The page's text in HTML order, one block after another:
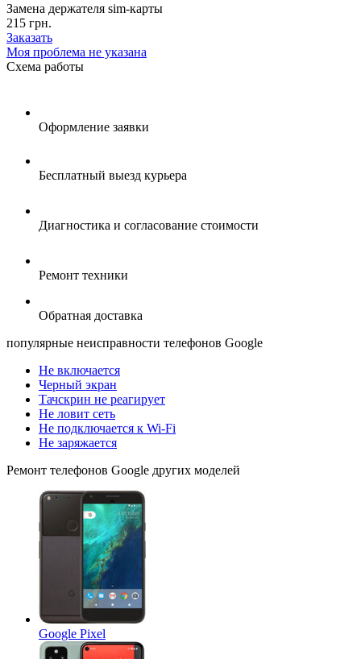
Замена держателя sim-карты
215 грн.
Заказать
Моя проблема не указана
Схема работы
Оформление заявки
Бесплатный выезд курьера
Диагностика и согласование стоимости
Ремонт техники
Обратная доставка
популярные неисправности телефонов Google
Не включается
Черный экран
Тачскрин не реагирует
Не ловит сеть
Не подключается к Wi-Fi
Не заряжается
Ремонт телефонов Google других моделей
Google Pixel